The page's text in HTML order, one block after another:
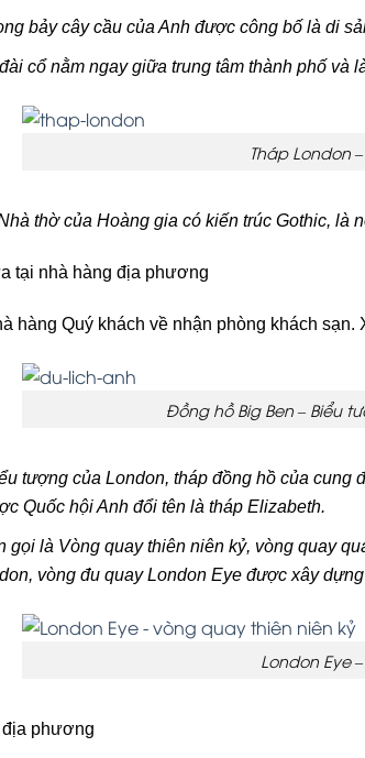
bảy cây cầu của Anh được công bố là di
cổ nằm ngay giữa trung tâm thành phố và
Tháp London
thờ của Hoàng gia có kiến trúc Gothic, là
tại nhà hàng địa phương
hàng Quý khách về nhận phòng khách
Đồng hồ Big Ben – Biểu
tượng của London, tháp đồng hồ của cung
Quốc hội Anh đổi tên là tháp Elizabeth.
gọi là Vòng quay thiên niên kỷ, vòng quay
vòng đu quay London Eye được xây
London Eye
địa phương